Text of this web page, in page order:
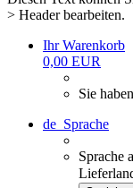
> Header bearbeiten.
Ihr Warenkorb
0,00 EUR
Sie
de Sprache
Sprache